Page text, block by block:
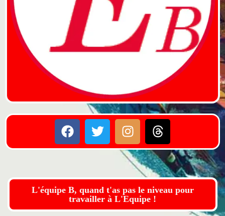
L'équipe B, quand t'as pas le niveau pour
travailler à L'Equipe !